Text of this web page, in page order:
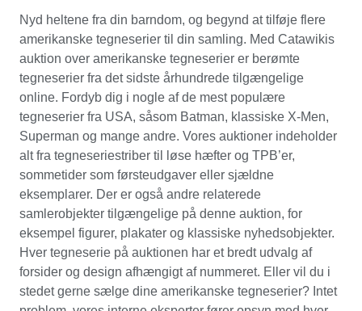
Nyd heltene fra din barndom, og begynd at tilføje flere
amerikanske tegneserier til din samling. Med Catawikis
auktion over amerikanske tegneserier er berømte
tegneserier fra det sidste århundrede tilgængelige
online. Fordyb dig i nogle af de mest populære
tegneserier fra USA, såsom Batman, klassiske X-Men,
Superman og mange andre. Vores auktioner indeholder
alt fra tegneseriestriber til løse hæfter og TPB’er,
sommetider som førsteudgaver eller sjældne
eksemplarer. Der er også andre relaterede
samlerobjekter tilgængelige på denne auktion, for
eksempel figurer, plakater og klassiske nyhedsobjekter.
Hver tegneserie på auktionen har et bredt udvalg af
forsider og design afhængigt af nummeret. Eller vil du i
stedet gerne sælge dine amerikanske tegneserier? Intet